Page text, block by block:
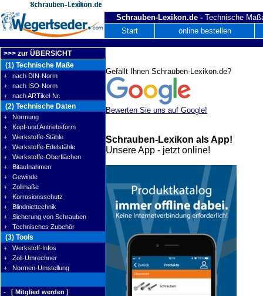
Schrauben-Lexikon.de - Technische
Start
online bestellen
>>> zur ÜBERSICHT
(1) Technische Maße
+ nach DIN-Norm
+ nach ISO-Norm
+ nach ARTikel-Nr.
(2) Technische Daten
+ Normung
+ Kopf-und Antriebsform
+ Werkstoffe-Stähle
+ Werkstoffe-Edelstähle
+ Werkstoffe-Oberflächen
+ Bitaufnahmen
+ Gewinde
+ Zollmaße
+ Korrosionsschutz
+ Blindniettechnik
+ Sicherung von Schrauben
+ Technisches Zubehör
(3) Tools
+ Werkstoff-Infos
+ Zoll-Umrechner
+ Normen-Umstellung
- [ Mitglied werden ]
Gefällt Ihnen Schrauben-Lexikon.de?
Bewerten Sie uns auf Google!
Schrauben-Lexikon als App!
Unsere App - jetzt online!